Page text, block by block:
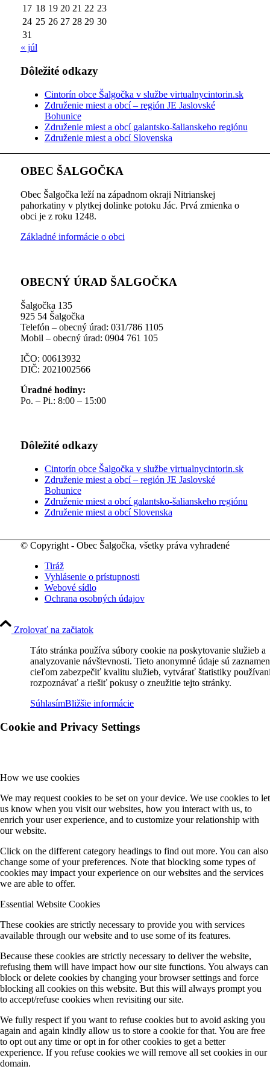
17 18 19 20 21 22 23
24 25 26 27 28 29 30
31
« júl
Dôležité odkazy
Cintorín obce Šalgočka v službe virtualnycintorin.sk
Združenie miest a obcí – región JE Jaslovské
Bohunice
Združenie miest a obcí galantsko-šalianskeho regiónu
Združenie miest a obcí Slovenska
OBEC ŠALGOČKA
Obec Šalgočka leží na západnom okraji Nitrianskej
pahorkatiny v plytkej dolinke potoku Jác. Prvá zmienka o
obci je z roku 1248.
Základné informácie o obci
OBECNÝ ÚRAD ŠALGOČKA
Šalgočka 135
925 54 Šalgočka
Telefón – obecný úrad: 031/786 1105
Mobil – obecný úrad: 0904 761 105
IČO: 00613932
DIČ: 2021002566
Úradné hodiny:
Po. – Pi.: 8:00 – 15:00
Dôležité odkazy
Cintorín obce Šalgočka v službe virtualnycintorin.sk
Združenie miest a obcí – región JE Jaslovské
Bohunice
Združenie miest a obcí galantsko-šalianskeho regiónu
Združenie miest a obcí Slovenska
© Copyright - Obec Šalgočka, všetky práva vyhradené
Tiráž
Vyhlásenie o prístupnosti
Webové sídlo
Ochrana osobných údajov
Zrolovať na začiatok
Táto stránka používa súbory cookie na poskytovanie služieb a
analyzovanie návštevnosti. Tieto anonymné údaje sú
cieľom zabezpečiť kvalitu služieb, vytvárať štatistiky
rozpoznávať a riešiť pokusy o zneužitie tejto stránky.
SúhlasímBližšie informácie
Cookie and Privacy Settings
How we use cookies
We may request cookies to be set on your device. We use cookies to let
us know when you visit our websites, how you interact with us, to
enrich your user experience, and to customize your relationship with
our website.
Click on the different category headings to find out more. You can also
change some of your preferences. Note that blocking some types of
cookies may impact your experience on our websites and the services
we are able to offer.
Essential Website Cookies
These cookies are strictly necessary to provide you with services
available through our website and to use some of its features.
Because these cookies are strictly necessary to deliver the website,
refusing them will have impact how our site functions. You always can
block or delete cookies by changing your browser settings and force
blocking all cookies on this website. But this will always prompt you
to accept/refuse cookies when revisiting our site.
We fully respect if you want to refuse cookies but to avoid asking you
again and again kindly allow us to store a cookie for that. You are free
to opt out any time or opt in for other cookies to get a better
experience. If you refuse cookies we will remove all set cookies in our
domain.